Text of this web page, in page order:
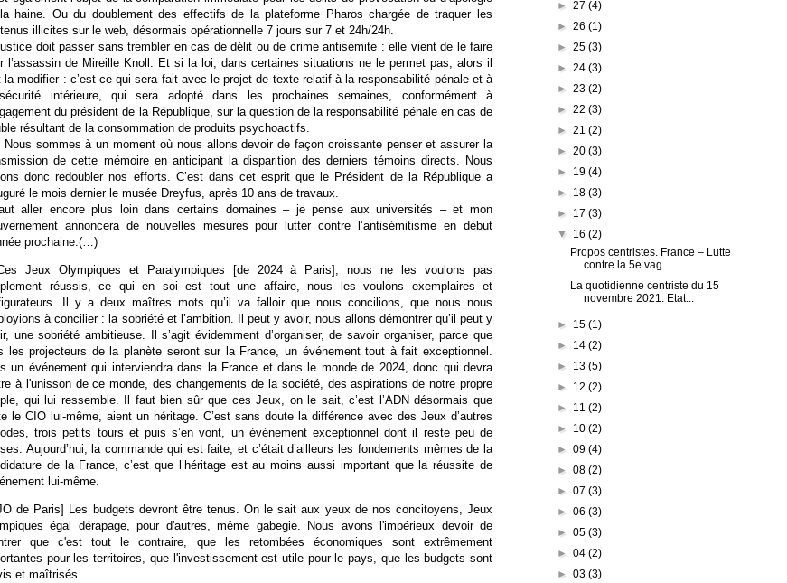
haine. Ou du doublement des effectifs de la plateforme Pharos chargée de traquer les
illicites sur le web, désormais opérationnelle 7 jours sur 7 et 24h/24h.
justice doit passer sans trembler en cas de délit ou de crime antisémite : elle vient de le faire
l’assassin de Mireille Knoll
. Et si la loi, dans certaines situations ne le permet pas, alors il
la modifier : c’est ce qui sera fait avec le projet de texte relatif à la responsabilité pénale et à
intérieure, qui sera adopté dans les prochaines semaines, conformément à
du président de la République, sur la question de la responsabilité pénale en cas de
résultant de la consommation de produits psychoactifs.
Nous sommes à un moment où nous allons devoir de façon croissante penser et assurer la
de cette mémoire en anticipant la disparition des derniers témoins directs. Nous
donc redoubler nos efforts. C’est dans cet esprit que le Président de la République a
le mois dernier le musée Dreyfus, après 10 ans de travaux.
aller encore plus loin dans certains domaines – je pense aux universités – et mon
annoncera de nouvelles mesures pour lutter contre l’antisémitisme en début
prochaine. (…)
Jeux Olympiques et Paralympiques [de 2024 à Paris], nous ne les voulons pas
réussis, ce qui en soi est tout une affaire, nous les voulons exemplaires et
Il y a deux maîtres mots qu’il va falloir que nous concilions, que nous nous
à concilier : la sobriété et l’ambition. Il peut y avoir, nous allons démontrer qu’il peut y
une sobriété ambitieuse. Il s’agit évidemment d’organiser, de savoir organiser, parce que
les projecteurs de la planète seront sur la France, un événement tout à fait exceptionnel.
un événement qui interviendra dans la France et dans le monde de 2024, donc qui devra
à l'unisson de ce monde, des changements de la société, des aspirations de notre propre
qui lui ressemble. Il faut bien sûr que ces Jeux, on le sait, c’est l’ADN désormais que
le CIO lui-même, aient un héritage. C’est sans doute la différence avec des Jeux d’autres
trois petits tours et puis s’en vont, un événement exceptionnel dont il reste peu de
Aujourd’hui, la commande qui est faite, et c’était d’ailleurs les fondements mêmes de la
de la France, c’est que l’héritage est au moins aussi important que la réussite de
lui-même.
de Paris] Les budgets devront être tenus. On le sait aux yeux de nos concitoyens, Jeux
égal dérapage, pour d'autres, même gabegie. Nous avons l'impérieux devoir de
que c'est tout le contraire, que les retombées économiques sont extrêmement
pour les territoires, que l'investissement est utile pour le pays, que les budgets sont
et maîtrisés.
► 27 (4)
► 26 (1)
► 25 (3)
► 24 (3)
► 23 (2)
► 22 (3)
► 21 (2)
► 20 (3)
► 19 (4)
► 18 (3)
► 17 (3)
▼ 16 (2)
Propos centristes. France – Lutte
contre la 5e vag...
La quotidienne centriste du 15
novembre 2021. Etat...
► 15 (1)
► 14 (2)
► 13 (5)
► 12 (2)
► 11 (2)
► 10 (2)
► 09 (4)
► 08 (2)
► 07 (3)
► 06 (3)
► 05 (3)
► 04 (2)
► 03 (3)